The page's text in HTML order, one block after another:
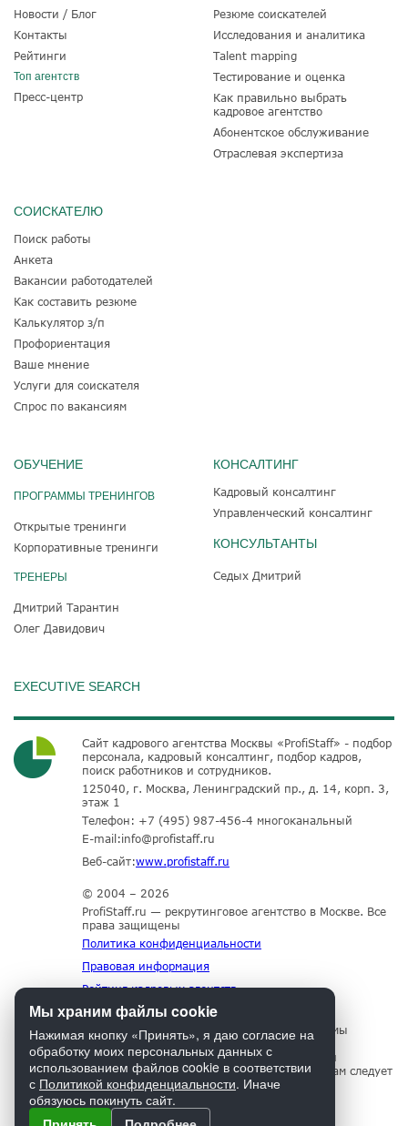
Новости / Блог
Контакты
Рейтинги
Топ агентств
Пресс-центр
Резюме соискателей
Исследования и аналитика
Talent mapping
Тестирование и оценка
Как правильно выбрать
кадровое агентство
Абонентское обслуживание
Отраслевая экспертиза
СОИСКАТЕЛЮ
Поиск работы
Анкета
Вакансии работодателей
Как составить резюме
Калькулятор з/п
Профориентация
Ваше мнение
Услуги для соискателя
Спрос по вакансиям
ОБУЧЕНИЕ
ПРОГРАММЫ ТРЕНИНГОВ
Открытые тренинги
Корпоративные тренинги
ТРЕНЕРЫ
Дмитрий Тарантин
Олег Давидович
КОНСАЛТИНГ
Кадровый консалтинг
Управленческий консалтинг
КОНСУЛЬТАНТЫ
Седых Дмитрий
EXECUTIVE SEARCH
Сайт кадрового агентства Москвы «ProfiStaff» - подбор
персонала, кадровый консалтинг, подбор кадров,
поиск работников и сотрудников.
125040, г. Москва, Ленинградский пр., д. 14, корп. 3,
этаж 1
Телефон: +7 (495) 987-456-4 многоканальный
E-mail:info@profistaff.ru
Веб-сайт:www.profistaff.ru
© 2004 – 2026
ProfiStaff.ru — рекрутинговое агентство в Москве. Все
права защищены
Политика конфиденциальности
Правовая информация
Рейтинг кадровых агентств
Для нормального функционирования сайта мы
используем технологию Cookies, собираем
информацию об IP адресе и местоположении
посетителей. Если Вы не согласны с этим, Вам следует
прекратить пользование сайтом.
Мы храним файлы cookie
Нажимая кнопку «Принять», я даю согласие на
обработку моих персональных данных с
использованием файлов cookie в соответствии
с Политикой конфиденциальности. Иначе
обязуюсь покинуть сайт.